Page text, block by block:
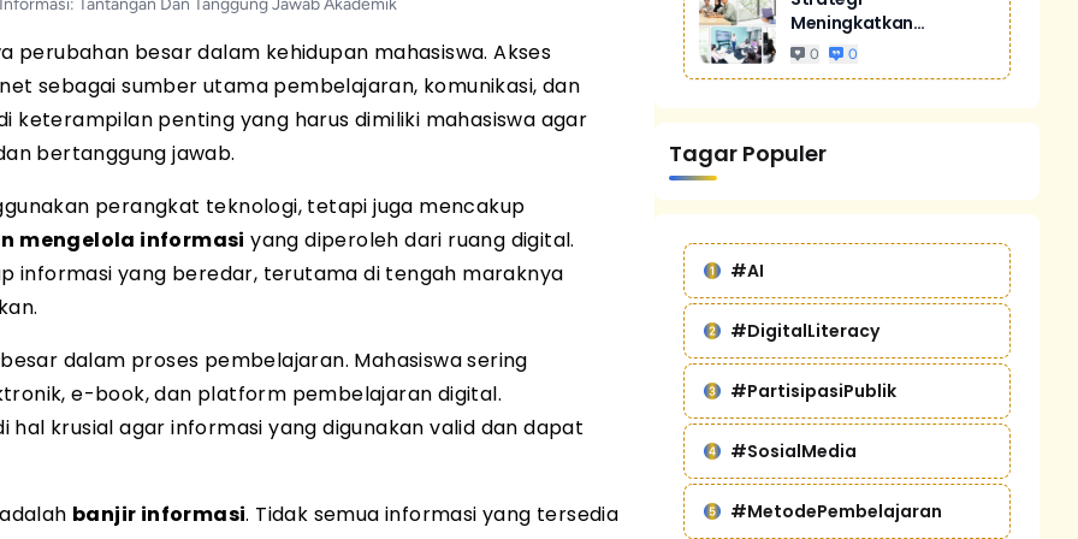
Tantangan Dan Tanggung Jawab Akademik
besar dalam kehidupan mahasiswa. Akses
sebagai sumber utama pembelajaran, komunikasi, dan
keterampilan penting yang harus dimiliki mahasiswa agar
bertanggung jawab.
perangkat teknologi, tetapi juga mencakup
mengelola informasi yang diperoleh dari ruang digital.
informasi yang beredar, terutama di tengah maraknya
dalam proses pembelajaran. Mahasiswa sering
e-book, dan platform pembelajaran digital.
krusial agar informasi yang digunakan valid dan dapat
banjir informasi. Tidak semua informasi yang tersedia
Meningkatkan
Penjualan Melalui
0 0
Tagar Populer
#AI
#DigitalLiteracy
#PartisipasiPublik
#SosialMedia
#MetodePembelajaran